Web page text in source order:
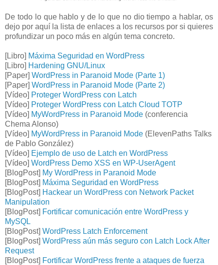
De todo lo que hablo y de lo que no dio tiempo a hablar, os
dejo por aquí la lista de enlaces a los recursos por si quieres
profundizar un poco más en algún tema concreto.
[Libro] Máxima Seguridad en WordPress
[Libro] Hardening GNU/Linux
[Paper] WordPress in Paranoid Mode (Parte 1)
[Paper] WordPress in Paranoid Mode (Parte 2)
[Vídeo] Proteger WordPress con Latch
[Vídeo] Proteger WordPress con Latch Cloud TOTP
[Vídeo] MyWordPress in Paranoid Mode (conferencia
Chema Alonso)
[Vídeo] MyWordPress in Paranoid Mode (ElevenPaths Talks
de Pablo González)
[Vídeo] Ejemplo de uso de Latch en WordPress
[Vídeo] WordPress Demo XSS en WP-UserAgent
[BlogPost] My WordPress in Paranoid Mode
[BlogPost] Máxima Seguridad en WordPress
[BlogPost] Hackear un WordPress con Network Packet
Manipulation
[BlogPost] Fortificar comunicación entre WordPress y
MySQL
[BlogPost] WordPress Latch Enforcement
[BlogPost] WordPress aún más seguro con Latch Lock After
Request
[BlogPost] Fortificar WordPress frente a ataques de fuerza